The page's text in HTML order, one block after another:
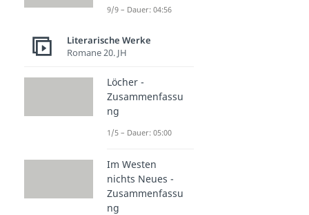
9/9 – Dauer: 04:56
Literarische Werke
Romane 20. JH
Löcher -
Zusammenfassu
ng
1/5 – Dauer: 05:00
Im Westen
nichts Neues -
Zusammenfassu
ng